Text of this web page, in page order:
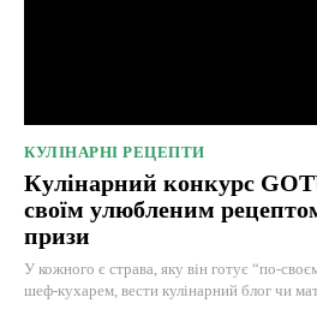
КУЛІНАРНІ РЕЦЕПТИ
Кулінарний конкурс
своїм улюбленим
призи
У кожного є страва, яку він готує “по-
шеф-кухарем, вести кулінарний блог чи